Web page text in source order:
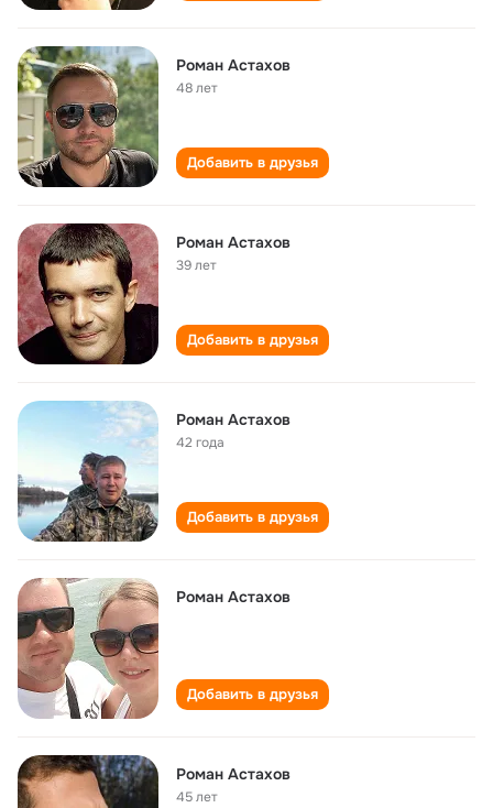
Роман Астахов
48 лет
Добавить в друзья
Роман Астахов
39 лет
Добавить в друзья
Роман Астахов
42 года
Добавить в друзья
Роман Астахов
Добавить в друзья
Роман Астахов
45 лет